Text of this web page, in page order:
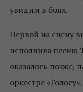
увидим в боях.
Первой на сцену
исполнила песню
оказалось позже,
оркестре